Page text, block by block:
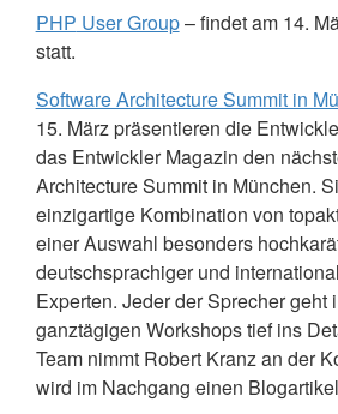
PHP User Group– findet am 14.
statt.
Software Architecture Summit in
15. März präsentieren die
das Entwickler Magazin den
Architecture Summit in München.
einzigartige Kombination von
einer Auswahl besonders
deutschsprachiger und
Experten. Jeder der Sprecher geht
ganztägigen Workshops tief ins
Team nimmt Robert Kranz an der
wird im Nachgang einen